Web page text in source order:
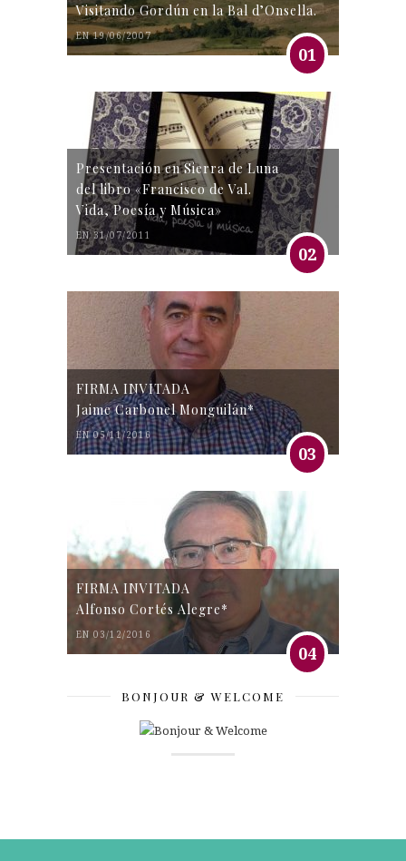
Visitando Gordún en la Bal d’Onsella.
EN 19/06/2007
01
Presentación en Sierra de Luna
del libro «Francisco de Val.
Vida, Poesía y Música»
EN 31/07/2011
02
FIRMA INVITADA
Jaime Carbonel Monguilán*
EN 05/11/2016
03
FIRMA INVITADA
Alfonso Cortés Alegre*
EN 03/12/2016
04
BONJOUR & WELCOME